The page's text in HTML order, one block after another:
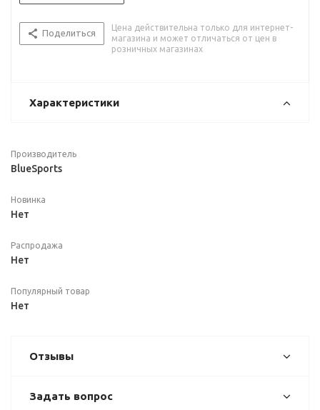
Поделиться
Цена действительна только для интернет-
магазина и может отличаться от цен в
розничных магазинах
Характеристики
Производитель
BlueSports
Новинка
Нет
Распродажа
Нет
Популярный товар
Нет
Отзывы
Задать вопрос